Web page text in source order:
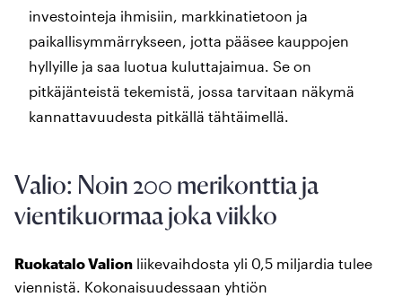
investointeja ihmisiin, markkinatietoon ja
paikallisymmärrykseen, jotta pääsee kauppojen
hyllyille ja saa luotua kuluttajaimua. Se on
pitkäjänteistä tekemistä, jossa tarvitaan näkymä
kannattavuudesta pitkällä tähtäimellä.
Valio: Noin 200 merikonttia ja
vientikuormaa joka viikko
Ruokatalo Valion liikevaihdosta yli 0,5 miljardia tulee
viennistä. Kokonaisuudessaan yhtiön